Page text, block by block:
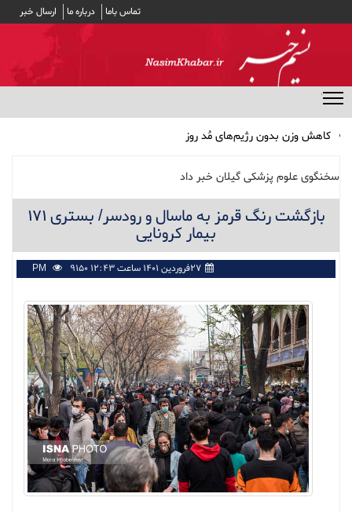
تماس باما درباره ما ارسال خبر
کاهش وزن بدون رژیم‌های مُد روز
کشوری/ کارمزد وام ۴ درصد
بهترین انتخاب‌ها برای تغذیه سالم در طولانی‌ترین شب سال
اثر داروی فشار خون در جلوگیری از صرع
سخنگوی علوم پزشکی گیلان خبر داد
بازگشت رنگ قرمز به ماسال و رودسر/ بستری ۱۷۱
بیمار کرونایی
۲۷فروردین ۱۴۰۱ ساعت ۱۲:۴۳ PM 9150